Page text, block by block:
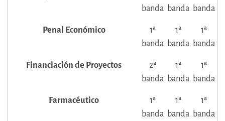
banda banda banda
Penal Económico
1ª
banda
1ª
banda
1ª
banda
Financiación de Proyectos
2ª
banda
1ª
banda
1ª
banda
Farmacéutico
1ª
banda
1ª
banda
1ª
banda